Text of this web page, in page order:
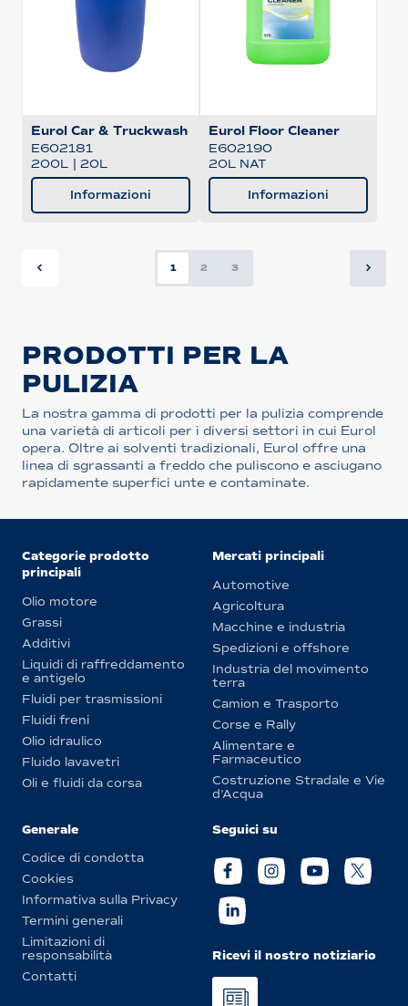
Eurol Car & Truckwash
E602181
200L | 20L
Informazioni
Eurol Floor Cleaner
E602190
20L NAT
Informazioni
1 2 3
PRODOTTI PER LA
PULIZIA
La nostra gamma di prodotti per la pulizia comprende
una varietà di articoli per i diversi settori in cui Eurol
opera. Oltre ai solventi tradizionali, Eurol offre una
linea di sgrassanti a freddo che puliscono e asciugano
rapidamente superfici unte e contaminate.
Categorie prodotto
principali
Olio motore
Grassi
Additivi
Liquidi di raffreddamento
e antigelo
Fluidi per trasmissioni
Fluidi freni
Olio idraulico
Fluido lavavetri
Oli e fluidi da corsa
Mercati principali
Automotive
Agricoltura
Macchine e industria
Spedizioni e offshore
Industria del movimento
terra
Camion e Trasporto
Corse e Rally
Alimentare e
Farmaceutico
Costruzione Stradale e Vie
d’Acqua
Generale
Codice di condotta
Cookies
Informativa sulla Privacy
Termini generali
Limitazioni di
responsabilità
Contatti
Seguici su
Ricevi il nostro notiziario